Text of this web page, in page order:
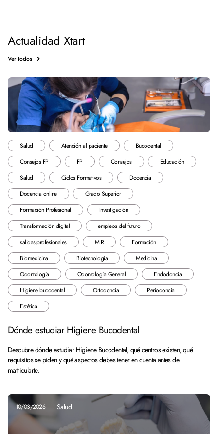
Actualidad Xtart
Ver todos
Salud Atención al paciente
Bucodental
Consejos FP
FP Consejos
Educación
Salud
Ciclos Formativos
Docencia
Docencia online
Grado Superior
Formación Profesional
Investigación
Transformación digital
empleos del futuro
salidas-profesionales
MIR
Formación
Biomedicina
Biotecnología
Medicina
Odontología
Odontología General
Endodoncia
Higiene bucodental
Ortodoncia
Periodoncia
Estética
Dónde estudiar Higiene Bucodental
Descubre dónde estudiar Higiene Bucodental, qué centros existen, qué
requisitos se piden y qué aspectos debes tener en cuenta antes de
matricularte.
10/03/2026 Salud